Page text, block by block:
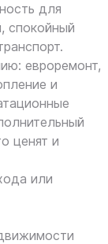
для
спокойный
евроремонт,
и
ценят и
или